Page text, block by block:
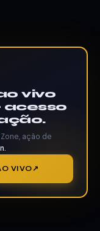
vivo
acesso
ação de
VIVO